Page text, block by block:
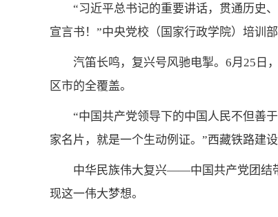
“习近平总书记的重要讲话，贯通历史
宣言书！”中央党校（国家行政学院）培训
汽笛长鸣，复兴号风驰电掣。6月25日
区市的全覆盖。
“中国共产党领导下的中国人民不但善
家名片，就是一个生动例证。”西藏铁路建
中华民族伟大复兴——中国共产党团结
现这一伟大梦想。